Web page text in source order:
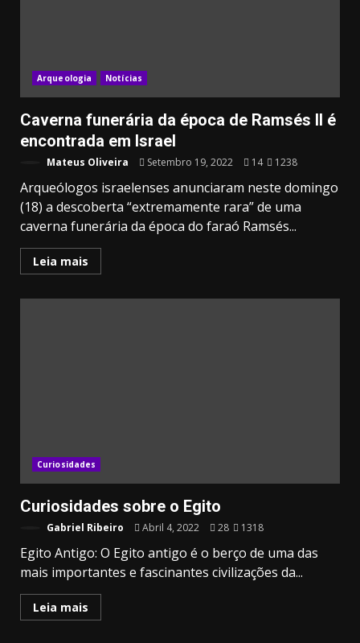
Arqueologia Notícias
Caverna funerária da época de Ramsés II é
encontrada em Israel
Mateus Oliveira Setembro 19, 2022 14 1238
Arqueólogos israelenses anunciaram neste domingo
(18) a descoberta “extremamente rara” de uma
caverna funerária da época do faraó Ramsés...
Leia mais
Curiosidades
Curiosidades sobre o Egito
Gabriel Ribeiro Abril 4, 2022 28 1318
Egito Antigo: O Egito antigo é o berço de uma das
mais importantes e fascinantes civilizações da...
Leia mais